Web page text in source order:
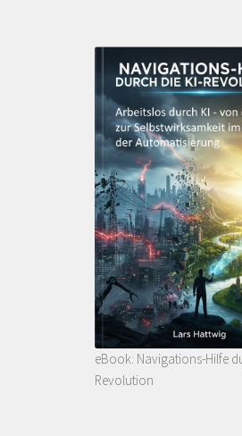
eBook: Navigations-Hilfe
Revolution